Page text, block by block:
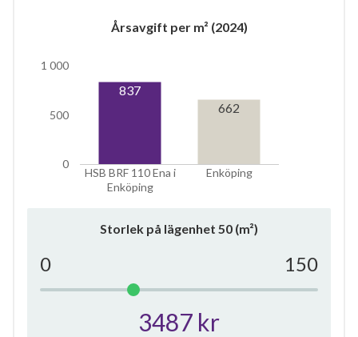
Årsavgift per m² (2024)
HSB BRF 110 Ena i
Enköping
Enköping
0
500
1 000
837
662
Storlek på lägenhet 50 (m²)
0 150
3487 kr